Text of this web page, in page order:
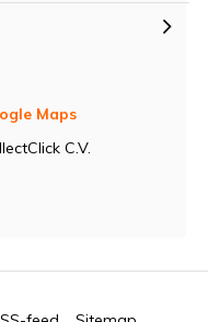
Maps
C.V.